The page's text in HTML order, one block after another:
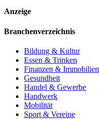
Anzeige
Branchenverzeichnis
Bildung & Kultur
Essen & Trinken
Finanzen & Immobilien
Gesundheit
Handel & Gewerbe
Handwerk
Mobilität
Sport & Vereine